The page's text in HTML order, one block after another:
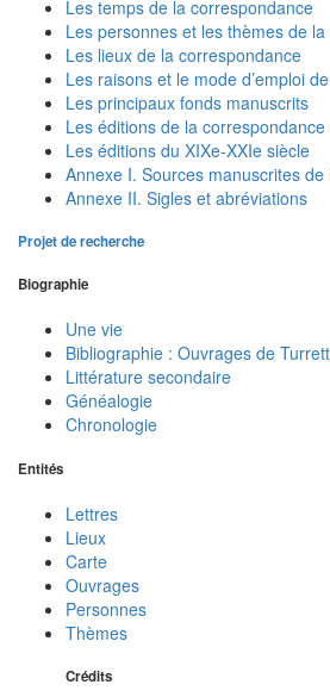
Les temps de la correspondance
Les personnes et les thèmes de
Les lieux de la correspondance
Les raisons et le mode d’emploi
Les principaux fonds manuscrits
Les éditions de la
Les éditions du XIXe-XXIe siècle
Annexe I. Sources manuscrites
Annexe II. Sigles et abréviations
Projet de recherche
Biographie
Une vie
Bibliographie : Ouvrages de
Littérature secondaire
Généalogie
Chronologie
Entités
Lettres
Lieux
Carte
Ouvrages
Personnes
Thèmes
Crédits